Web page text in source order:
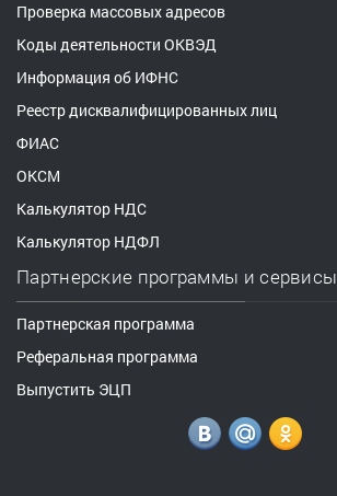
Проверка массовых адресов
Коды деятельности ОКВЭД
Информация об ИФНС
Реестр дисквалифицированных лиц
ФИАС
ОКСМ
Калькулятор НДС
Калькулятор НДФЛ
Партнерские программы и сервисы
Партнерская программа
Реферальная программа
Выпустить ЭЦП